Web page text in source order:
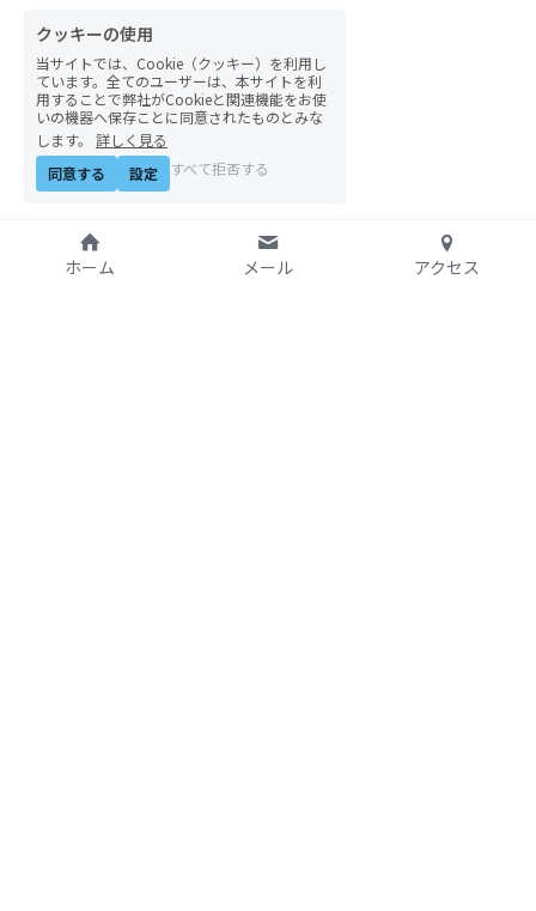
ホーム メール アクセス
クッキーの使用
当サイトでは、Cookie（クッキー）を利用し
ています。全てのユーザーは、本サイトを利
用することで弊社がCookieと関連機能をお使
いの機器へ保存ことに同意されたものとみな
します。
詳しく見る
同意する
設定 すべて拒否する